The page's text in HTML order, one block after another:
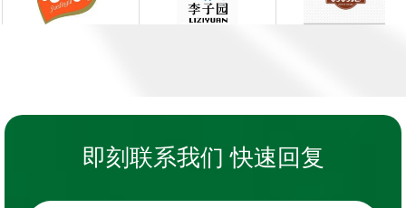
即刻联系我们 快速回复